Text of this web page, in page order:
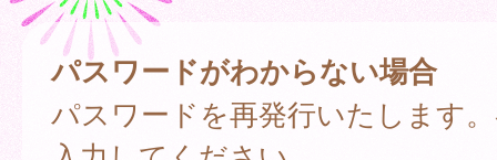
パスワードがわからない場合
パスワードを再発行いたします